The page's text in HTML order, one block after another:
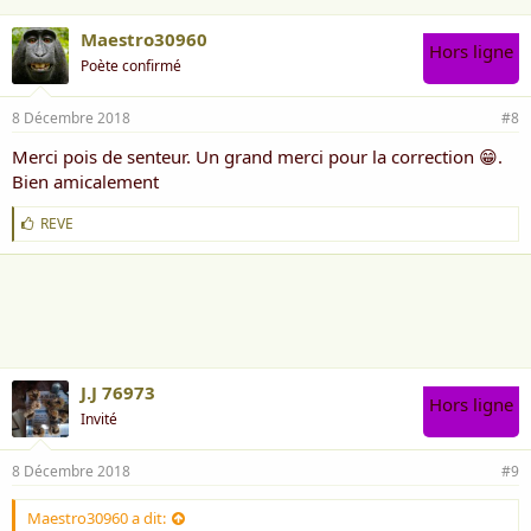
Maestro30960
Poète confirmé
Hors ligne
8 Décembre 2018 #8
Merci pois de senteur. Un grand merci pour la correction 😁.
Bien amicalement
J
'
a
REVE
J.J 76973
Invité
Hors ligne
8 Décembre 2018 #9
Maestro30960 a dit: